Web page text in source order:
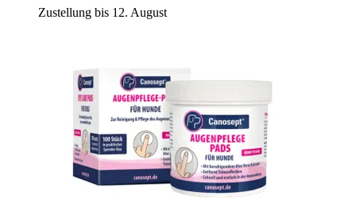
Zustellung bis 12. August